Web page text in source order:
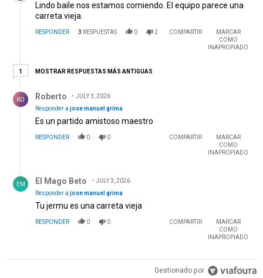
Lindo baile nos estamos comiendo. El equipo parece una
carreta vieja.
RESPONDER 3 RESPUESTAS 0 2 COMPARTIR
MARCAR
COMO
INAPROPIADO
11 respuesta más antiguas
MOSTRAR RESPUESTAS MÁS ANTIGUAS
RO Roberto
JULY 3, 2026
Responder a jose manuel grima
Es un partido amistoso maestro
RESPONDER 0 0 COMPARTIR
MARCAR
COMO
INAPROPIADO
EM El Mago Beto
JULY 3, 2026
Responder a jose manuel grima
Tu jermu es una carreta vieja
RESPONDER 0 0 COMPARTIR
MARCAR
COMO
INAPROPIADO
Gestionado por